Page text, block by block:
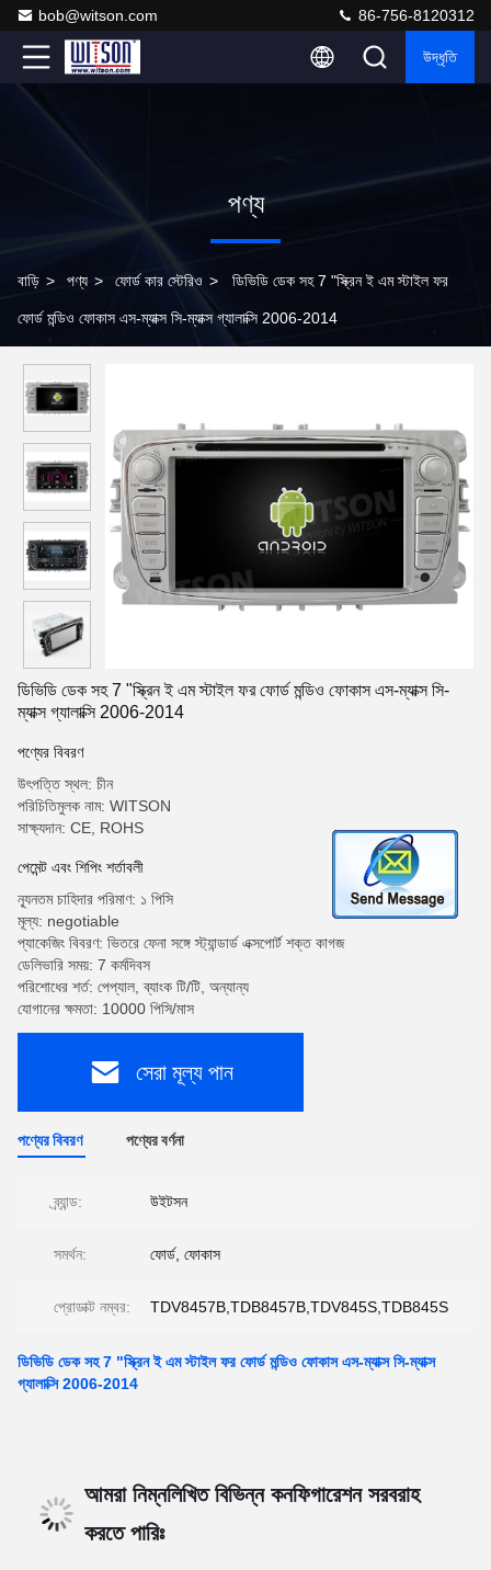
bob@witson.com 86-756-8120312
উদ্ধৃতি
পণ্য
বাড়ি > পণ্য > ফোর্ড কার স্টেরিও > ডিভিডি ডেক সহ 7 "স্ক্রিন ই এম স্টাইল ফর
ফোর্ড মন্ডিও ফোকাস এস-ম্যাক্স সি-ম্যাক্স গ্যালাক্সি 2006-2014
ডিভিডি ডেক সহ 7 "স্ক্রিন ই এম স্টাইল ফর ফোর্ড মন্ডিও ফোকাস এস-ম্যাক্স সি-
ম্যাক্স গ্যালাক্সি 2006-2014
পণ্যের বিবরণ
উৎপত্তি স্থল: চীন
পরিচিতিমুলক নাম: WITSON
সাক্ষ্যদান: CE, ROHS
পেমেন্ট এবং শিপিং শর্তাবলী
ন্যূনতম চাহিদার পরিমাণ: ১ পিসি
মূল্য: negotiable
প্যাকেজিং বিবরণ: ভিতরে ফেনা সঙ্গে স্ট্যান্ডার্ড এক্সপোর্ট শক্ত কাগজ
ডেলিভারি সময়: 7 কর্মদিবস
পরিশোধের শর্ত: পেপ্যাল, ব্যাংক টি/টি, অন্যান্য
যোগানের ক্ষমতা: 10000 পিসি/মাস
সেরা মূল্য পান
পণ্যের বিবরণ পণ্যের বর্ণনা
ব্র্যান্ড: উইটসন
সমর্থন: ফোর্ড, ফোকাস
প্রোডাক্ট নম্বর: TDV8457B,TDB8457B,TDV845S,TDB845S
ডিভিডি ডেক সহ 7 "স্ক্রিন ই এম স্টাইল ফর ফোর্ড মন্ডিও ফোকাস এস-ম্যাক্স সি-ম্যাক্স
গ্যালাক্সি 2006-2014
আমরা নিম্নলিখিত বিভিন্ন কনফিগারেশন সরবরাহ
করতে পারিঃ